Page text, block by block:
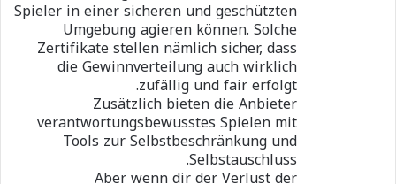
Spieler in einer sicheren und geschützten
Umgebung agieren können. Solche
Zertifikate stellen nämlich sicher, dass
die Gewinnverteilung auch wirklich
zufällig und fair erfolgt.
Zusätzlich bieten die Anbieter
verantwortungsbewusstes Spielen mit
Tools zur Selbstbeschränkung und
Selbstauschluss.
Aber wenn dir der Verlust der